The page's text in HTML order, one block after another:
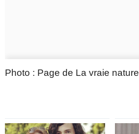
Photo : Page de La vraie nature